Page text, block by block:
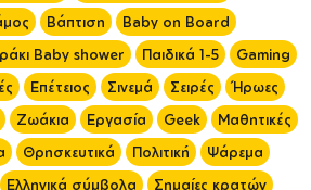
Βάπτιση
Baby on Board
Baby shower Παιδικά 1-5
Gaming
Επέτειος Σινεμά Σειρές
Ήρωες
Ζωάκια Εργασία Geek
Μαθητικές
Θρησκευτικά Πολιτική
Ψάρεμα
Ελληνικά σύμβολα
Σημαίες κρατών